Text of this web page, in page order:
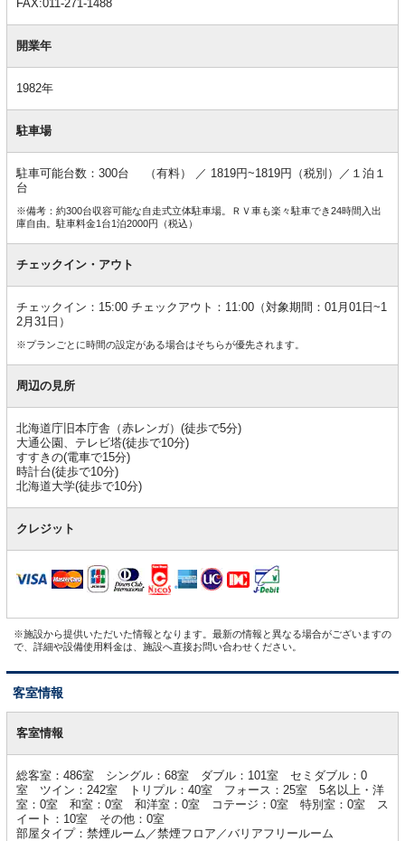
FAX:011-271-1488
開業年
1982年
駐車場
駐車可能台数：300台 （有料） ／ 1819円~1819円（税別）／１泊１
台
※備考：約300台収容可能な自走式立体駐車場。ＲＶ車も楽々駐車でき24時間入出
庫自由。駐車料金1台1泊2000円（税込）
チェックイン・アウト
チェックイン：15:00 チェックアウト：11:00（対象期間：01月01日~1
2月31日）
※プランごとに時間の設定がある場合はそちらが優先されます。
周辺の見所
北海道庁旧本庁舎（赤レンガ）(徒歩で5分)
大通公園、テレビ塔(徒歩で10分)
すすきの(電車で15分)
時計台(徒歩で10分)
北海道大学(徒歩で10分)
クレジット
※施設から提供いただいた情報となります。最新の情報と異なる場合がございますの
で、詳細や設備使用料金は、施設へ直接お問い合わせください。
客室情報
室客室情報
総客室：486室 シングル：68室 ダブル：101室 セミダブル：0
室 ツイン：242室 トリプル：40室 フォース：25室 5名以上・洋
室：0室 和室：0室 和洋室：0室 コテージ：0室 特別室：0室 ス
イート：10室 その他：0室
部屋タイプ：禁煙ルーム／禁煙フロア／バリアフリールーム